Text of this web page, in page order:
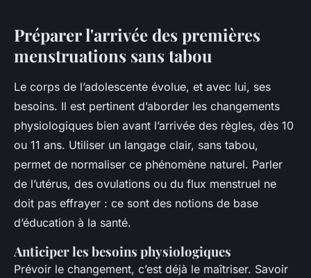
Préparer l'arrivée des premières
menstruations sans tabou
Le corps de l’adolescente évolue, et avec lui, ses
besoins. Il est pertinent d’aborder les changements
physiologiques bien avant l’arrivée des règles, dès 10
ou 11 ans. Utiliser un langage clair, sans tabou,
permet de normaliser ce phénomène naturel. Parler
de l’utérus, des ovulations ou du flux menstruel ne
doit pas effrayer : ce sont des notions de base
d’éducation à la santé.
Anticiper les besoins physiologiques
Prévoir le changement, c’est déjà le maîtriser. Savoir